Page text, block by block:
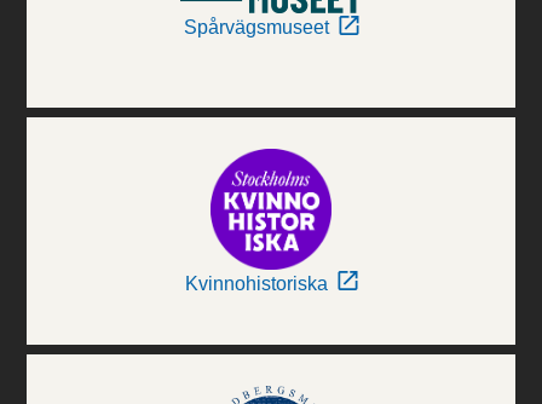
Spårvägsmuseet
Kvinnohistoriska